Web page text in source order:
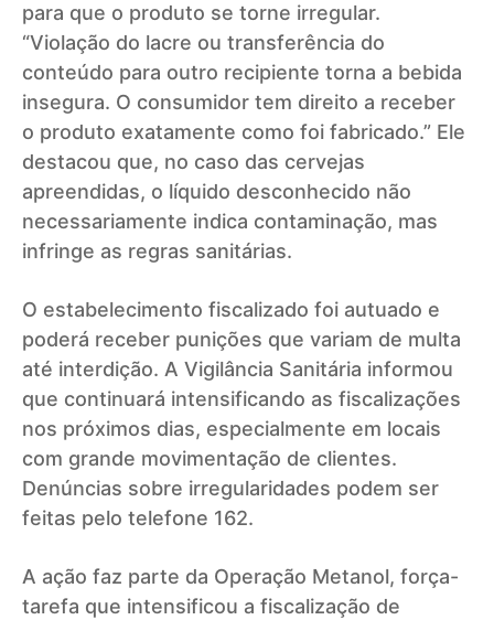
para que o produto se torne irregular.
“Violação do lacre ou transferência do
conteúdo para outro recipiente torna a bebida
insegura. O consumidor tem direito a receber
o produto exatamente como foi fabricado.” Ele
destacou que, no caso das cervejas
apreendidas, o líquido desconhecido não
necessariamente indica contaminação, mas
infringe as regras sanitárias.
O estabelecimento fiscalizado foi autuado e
poderá receber punições que variam de multa
até interdição. A Vigilância Sanitária informou
que continuará intensificando as fiscalizações
nos próximos dias, especialmente em locais
com grande movimentação de clientes.
Denúncias sobre irregularidades podem ser
feitas pelo telefone 162.
A ação faz parte da Operação Metanol, força-
tarefa que intensificou a fiscalização de